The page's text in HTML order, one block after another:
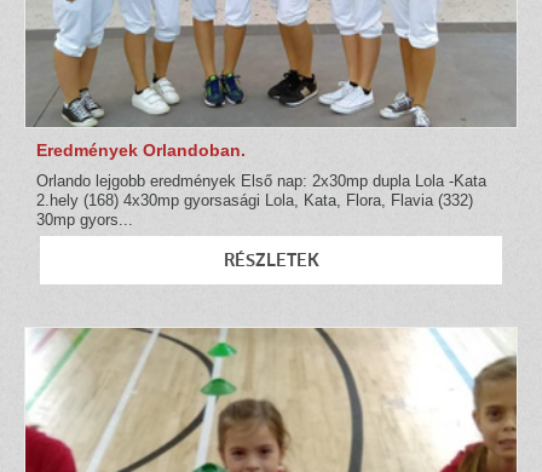
Eredmények Orlandoban.
Orlando lejgobb eredmények Első nap: 2x30mp dupla Lola -Kata
2.hely (168) 4x30mp gyorsasági Lola, Kata, Flora, Flavia (332)
30mp gyors...
RÉSZLETEK